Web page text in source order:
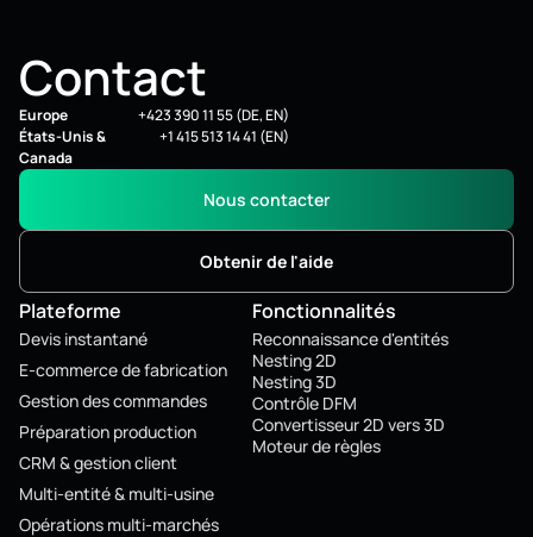
Plateforme
Devis instantané
E-commerce de fabrication
Gestion des commandes
Préparation production
CRM & gestion client
Multi-entité & multi-usine
Opérations multi-marchés
Fonctionnalités
Reconnaissance d'entités
Nesting 2D
Nesting 3D
Contrôle DFM
Convertisseur 2D vers 3D
Moteur de règles
Contact
Europe
+423 390 11 55 (DE, EN)
États-Unis &
Canada
+1 415 513 14 41 (EN)
Nous contacter
Obtenir de l'aide